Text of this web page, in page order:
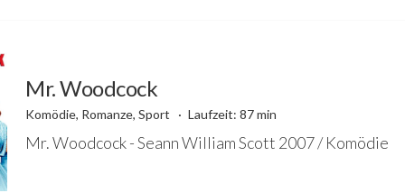
Mr. Woodcock
Komödie, Romanze, Sport Laufzeit: 87 min
Mr. Woodcock - Seann William Scott 2007 / Komödie